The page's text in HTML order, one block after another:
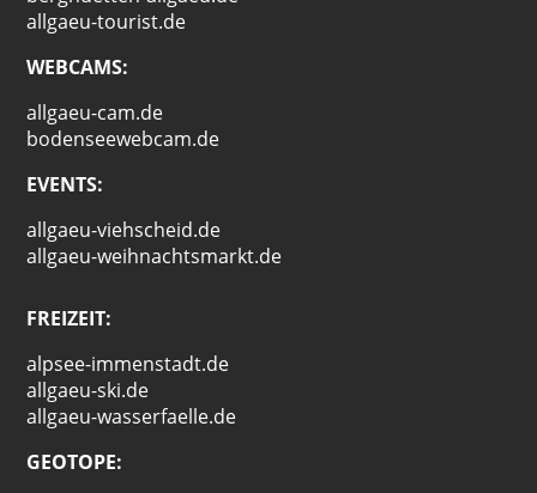
allgaeu-tourist.de
WEBCAMS:
allgaeu-cam.de
bodenseewebcam.de
EVENTS:
allgaeu-viehscheid.de
allgaeu-weihnachtsmarkt.de
FREIZEIT:
alpsee-immenstadt.de
allgaeu-ski.de
allgaeu-wasserfaelle.de
GEOTOPE: